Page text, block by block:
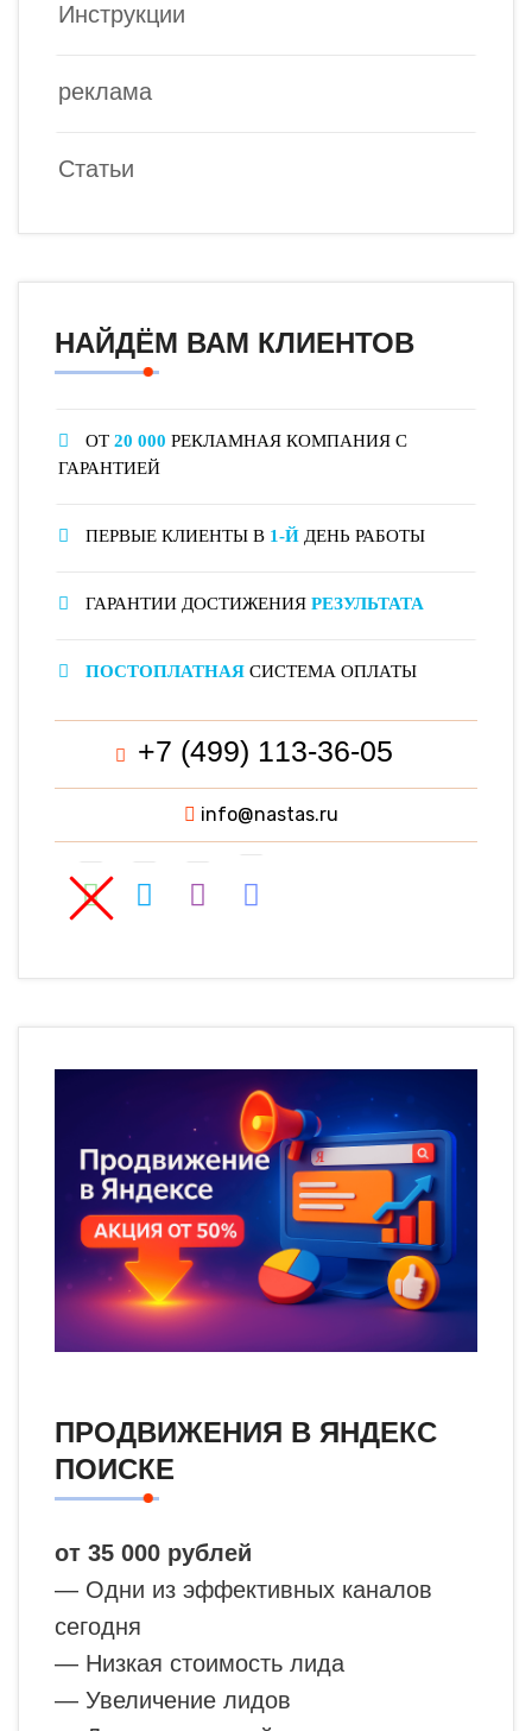
Инструкции
реклама
Статьи
НАЙДЁМ ВАМ КЛИЕНТОВ
ОТ 20 000 РЕКЛАМНАЯ КОМПАНИЯ С
ГАРАНТИЕЙ
ПЕРВЫЕ КЛИЕНТЫ В 1-Й ДЕНЬ РАБОТЫ
ГАРАНТИИ ДОСТИЖЕНИЯ РЕЗУЛЬТАТА
ПОСТОПЛАТНАЯ СИСТЕМА ОПЛАТЫ
+7 (499) 113-36-05
info@nastas.ru
ПРОДВИЖЕНИЯ В ЯНДЕКС
ПОИСКЕ
от 35 000 рублей
— Одни из эффективных каналов
сегодня
— Низкая стоимость лида
— Увеличение лидов